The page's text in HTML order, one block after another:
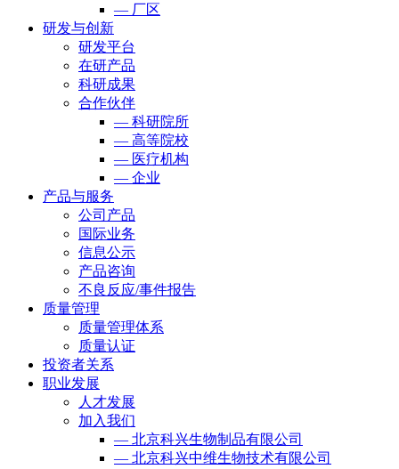
— 厂区
研发与创新
研发平台
在研产品
科研成果
合作伙伴
— 科研院所
— 高等院校
— 医疗机构
— 企业
产品与服务
公司产品
国际业务
信息公示
产品咨询
不良反应/事件报告
质量管理
质量管理体系
质量认证
投资者关系
职业发展
人才发展
加入我们
— 北京科兴生物制品有限公司
— 北京科兴中维生物技术有限公司